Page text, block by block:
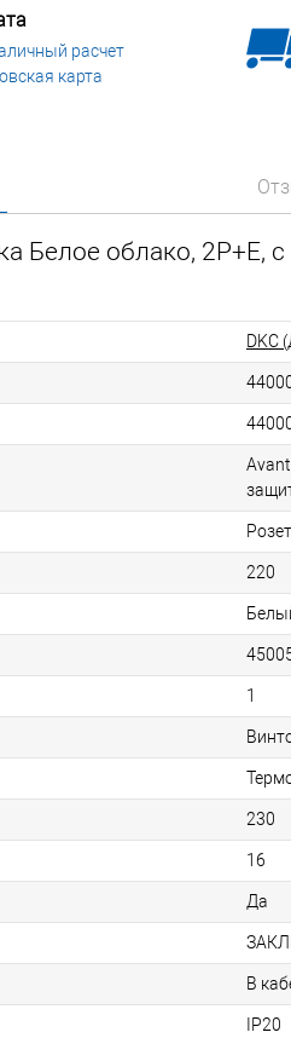
расчет
карта
Белое облако,
DKC
220
1
230
16
Да
В
IP20